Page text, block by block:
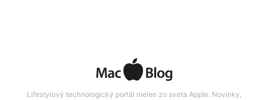
Lifestylový technologický portál nielen zo sveta Apple. Novinky,